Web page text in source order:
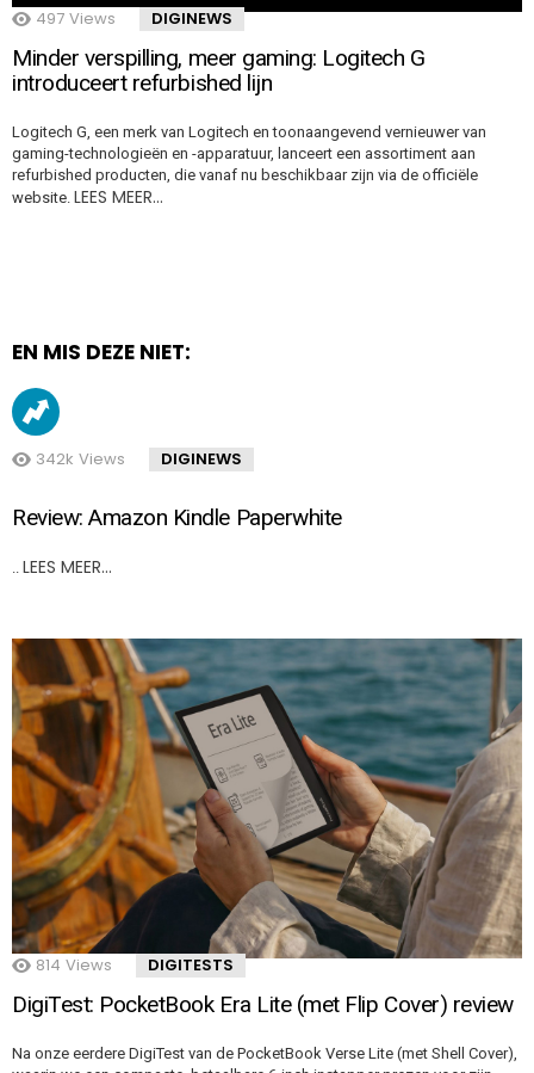
497 Views DIGINEWS
Minder verspilling, meer gaming: Logitech G
introduceert refurbished lijn
Logitech G, een merk van Logitech en toonaangevend vernieuwer van
gaming-technologieën en -apparatuur, lanceert een assortiment aan
refurbished producten, die vanaf nu beschikbaar zijn via de officiële
website. LEES MEER…
EN MIS DEZE NIET:
342k Views DIGINEWS
Review: Amazon Kindle Paperwhite
.. LEES MEER…
814 Views DIGITESTS
DigiTest: PocketBook Era Lite (met Flip Cover) review
Na onze eerdere DigiTest van de PocketBook Verse Lite (met Shell Cover),